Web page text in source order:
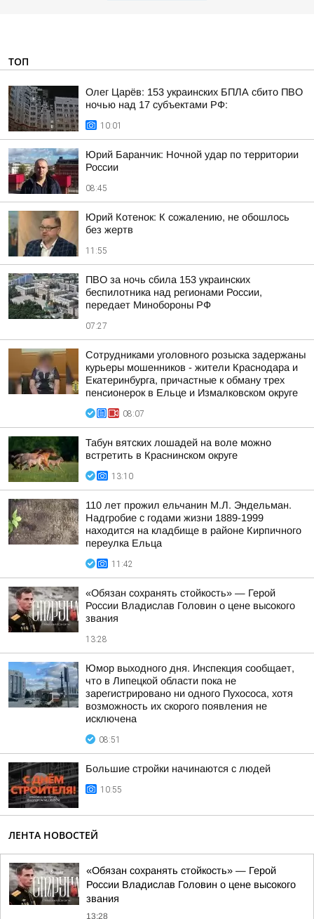
ТОП
Олег Царёв: 153 украинских БПЛА сбито ПВО
ночью над 17 субъектами РФ:
10:01
Юрий Баранчик: Ночной удар по территории
России
08:45
Юрий Котенок: К сожалению, не обошлось
без жертв
11:55
ПВО за ночь сбила 153 украинских
беспилотника над регионами России,
передает Минобороны РФ
07:27
Сотрудниками уголовного розыска задержаны
курьеры мошенников - жители Краснодара и
Екатеринбурга, причастные к обману трех
пенсионерок в Ельце и Измалковском округе
08:07
Табун вятских лошадей на воле можно
встретить в Краснинском округе
13:10
110 лет прожил ельчанин М.Л. Эндельман.
Надгробие с годами жизни 1889-1999
находится на кладбище в районе Кирпичного
переулка Ельца
11:42
«Обязан сохранять стойкость» — Герой
России Владислав Головин о цене высокого
звания
13:28
Юмор выходного дня. Инспекция сообщает,
что в Липецкой области пока не
зарегистрировано ни одного Пухососа, хотя
возможность их скорого появления не
исключена
08:51
Большие стройки начинаются с людей
10:55
ЛЕНТА НОВОСТЕЙ
«Обязан сохранять стойкость» — Герой
России Владислав Головин о цене высокого
звания
13:28